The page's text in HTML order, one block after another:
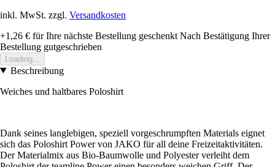
inkl. MwSt. zzgl. Versandkosten
+1,26 € für Ihre nächste Bestellung geschenkt Nach Bestätigung Ihrer
Bestellung gutgeschrieben
Loading...
Beschreibung
Weiches und haltbares Poloshirt
Dank seines langlebigen, speziell vorgeschrumpften Materials eignet
sich das Poloshirt Power von JAKO für all deine Freizeitaktivitäten.
Der Materialmix aus Bio-Baumwolle und Polyester verleiht dem